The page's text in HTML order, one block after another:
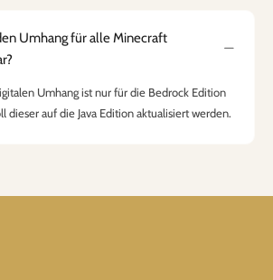
Umhang für alle Minecraft
Umhang ist nur für die Bedrock Edition
dieser auf die Java Edition aktualisiert werden.